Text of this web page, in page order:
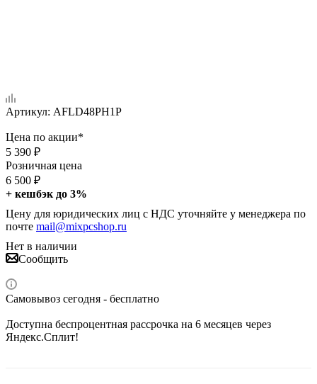
Артикул: AFLD48PH1P
Цена по акции*
5 390 ₽
Розничная цена
6 500 ₽
+ кешбэк до 3%
Цену для юридических лиц с НДС уточняйте у менеджера по
почте mail@mixpcshop.ru
Нет в наличии
Сообщить
Самовывоз сегодня - бесплатно
Доступна беспроцентная рассрочка на 6 месяцев через
Яндекс.Сплит!